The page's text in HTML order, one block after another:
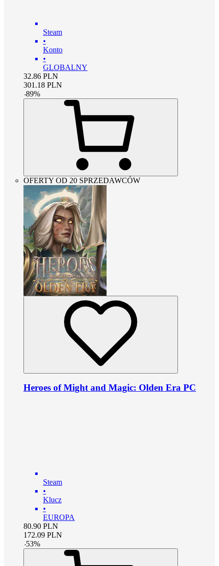
Steam
•
Konto
•
GLOBALNY
32.86 PLN
301.18 PLN
-89%
OFERTY OD 20 SPRZEDAWCÓW
Heroes of Might and Magic: Olden Era PC
Steam
•
Klucz
•
EUROPA
80.90 PLN
172.09 PLN
-53%